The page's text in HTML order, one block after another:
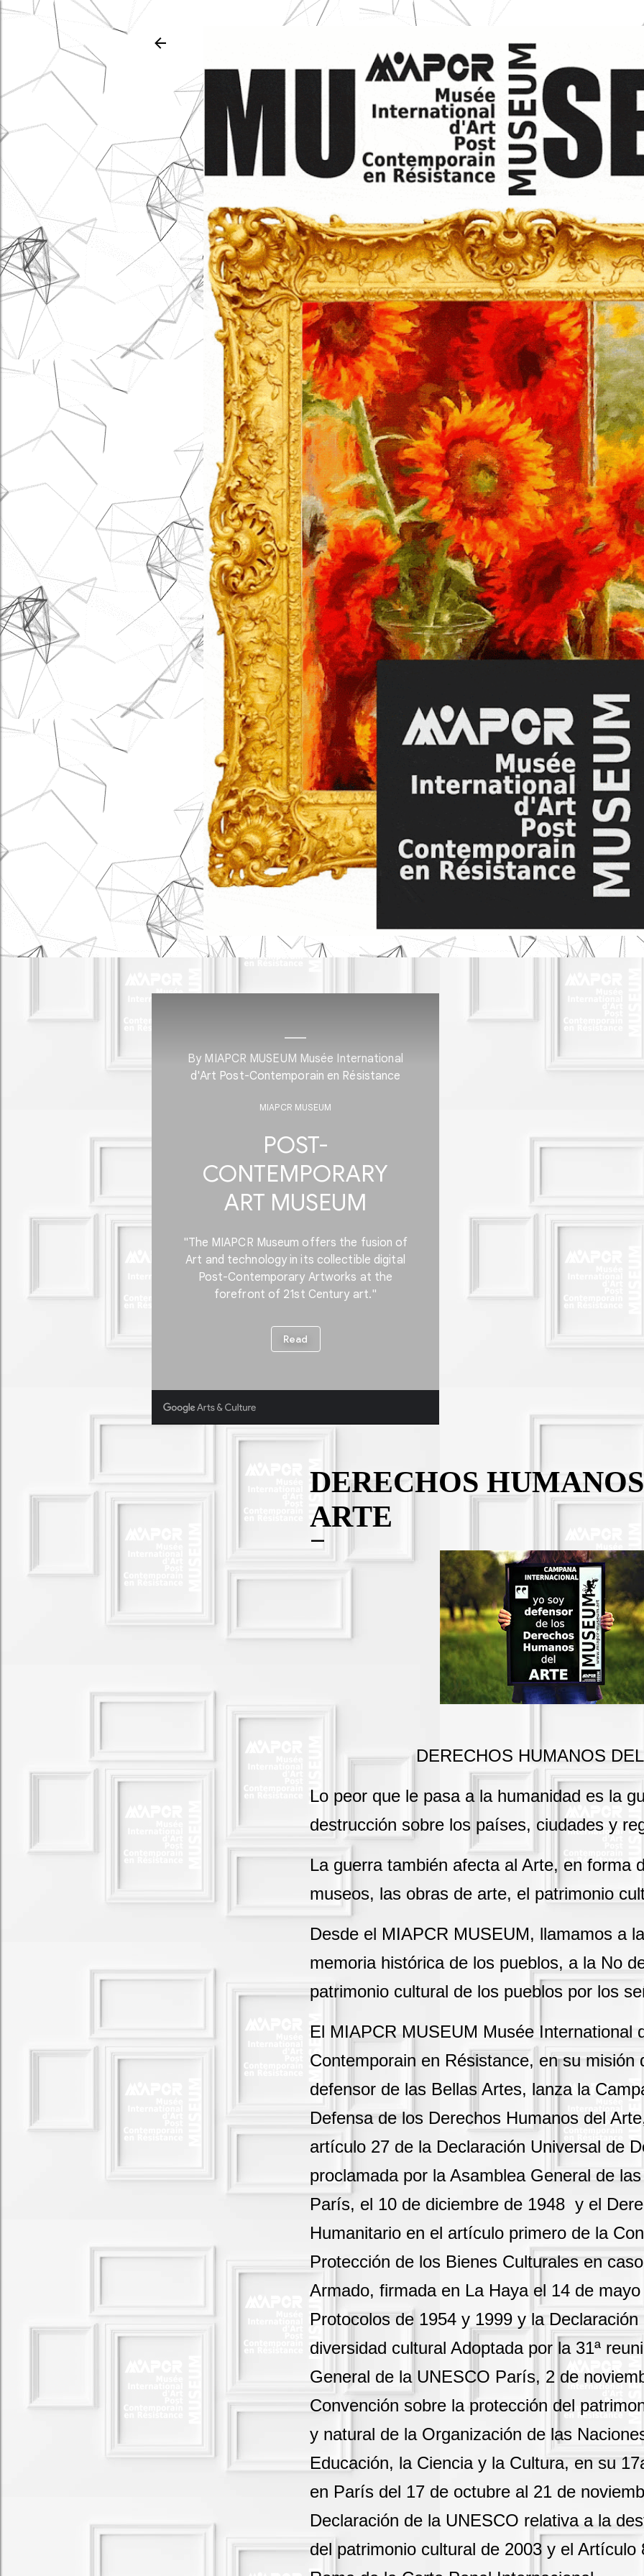
Ir al contenido principal
DERECHOS
ARTE
DERECHOS HUMANOS
Lo peor que le pasa a la humanidad es la
destrucción sobre los países, ciudades y
La guerra también afecta al Arte, en forma
museos, las obras de arte, el patrimonio
Desde el MIAPCR MUSEUM, llamamos a
memoria histórica de los pueblos, a la No
patrimonio cultural de los pueblos por los
El MIAPCR MUSEUM Musée International
Contemporain en Résistance, en su misión
defensor de las Bellas Artes, lanza la
Defensa de los Derechos Humanos del
artículo 27 de la Declaración Universal de
proclamada por la Asamblea General de
París, el 10 de diciembre de 1948 y el
Humanitario en el artículo primero de la
Protección de los Bienes Culturales en
Armado, firmada en La Haya el 14 de
Protocolos de 1954 y 1999 y la
diversidad cultural Adoptada por la 31ª
General de la UNESCO París, 2 de
Convención sobre la protección del
y natural de la Organización de las
Educación, la Ciencia y la Cultura, en su
en París del 17 de octubre al 21 de
Declaración de la UNESCO relativa a la
del patrimonio cultural de 2003 y el Artículo